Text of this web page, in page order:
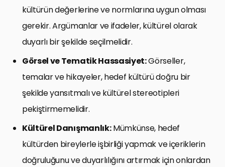
kültürün değerlerine ve normlarına uygun olması
gerekir. Argümanlar ve ifadeler, kültürel olarak
duyarlı bir şekilde seçilmelidir.
Görsel ve Tematik Hassasiyet:Görseller,
temalar ve hikayeler, hedef kültürü doğru bir
şekilde yansıtmalı ve kültürel stereotipleri
pekiştirmemelidir.
Kültürel Danışmanlık:Mümkünse, hedef
kültürden bireylerle işbirliği yapmak ve içeriklerin
doğruluğunu ve duyarlılığını artırmak için onlardan